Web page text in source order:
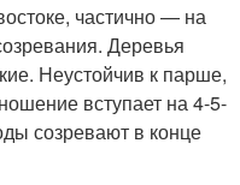
частично — на
Деревья
Неустойчив к парше,
вступает на 4-5-
созревают в конце